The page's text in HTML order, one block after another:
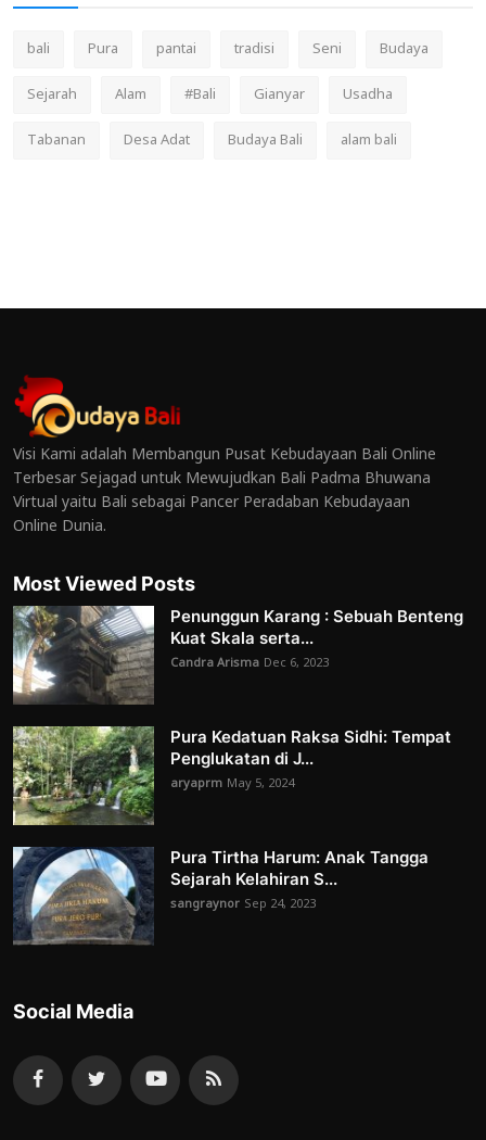
bali Pura pantai tradisi Seni
Budaya
Sejarah
Alam #Bali Gianyar
Usadha
Tabanan
Desa Adat Budaya Bali alam bali
Visi Kami adalah Membangun Pusat Kebudayaan Bali Online
Terbesar Sejagad untuk Mewujudkan Bali Padma Bhuwana
Virtual yaitu Bali sebagai Pancer Peradaban Kebudayaan
Online Dunia.
Most Viewed Posts
Penunggun Karang : Sebuah Benteng
Kuat Skala serta...
Candra Arisma Dec 6, 2023
Pura Kedatuan Raksa Sidhi: Tempat
Penglukatan di J...
aryaprm May 5, 2024
Pura Tirtha Harum: Anak Tangga
Sejarah Kelahiran S...
sangraynor Sep 24, 2023
Social Media